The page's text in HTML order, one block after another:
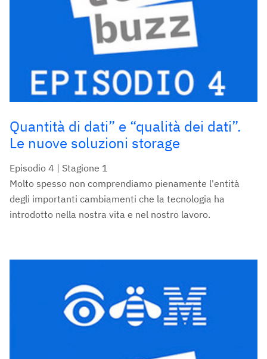
Quantità di dati” e “qualità dei dati”.
Le nuove soluzioni storage
Episodio 4 | Stagione 1
Molto spesso non comprendiamo pienamente l'entità
degli importanti cambiamenti che la tecnologia ha
introdotto nella nostra vita e nel nostro lavoro.